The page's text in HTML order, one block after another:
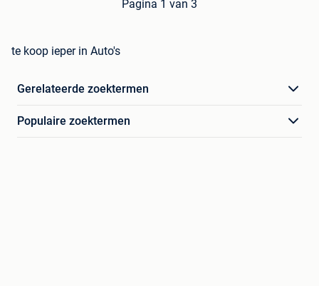
Pagina 1 van 3
te koop ieper in Auto's
Gerelateerde zoektermen
Populaire zoektermen